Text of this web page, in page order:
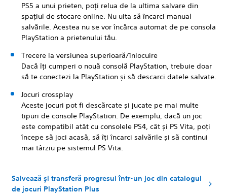
PS5 a unui prieten, poți relua de la ultima salvare din
spațiul de stocare online. Nu uita să încarci manual
salvările. Acestea nu se vor încărca automat de pe consola
PlayStation a prietenului tău.
Trecere la versiunea superioară/înlocuire
Dacă îți cumperi o nouă consolă PlayStation, trebuie doar
să te conectezi la PlayStation și să descarci datele salvate.
Jocuri crossplay
Aceste jocuri pot fi descărcate și jucate pe mai multe
tipuri de console PlayStation. De exemplu, dacă un joc
este compatibil atât cu consolele PS4, cât și PS Vita, poți
începe să joci acasă, să îți încarci salvările și să continui
mai târziu pe sistemul PS Vita.
Salvează și transferă progresul într-un joc din catalogul
de jocuri PlayStation Plus